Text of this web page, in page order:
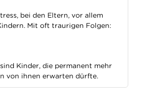
bei den Eltern, vor allem
. Mit oft traurigen Folgen:
Kinder, die permanent mehr
von ihnen erwarten dürfte.